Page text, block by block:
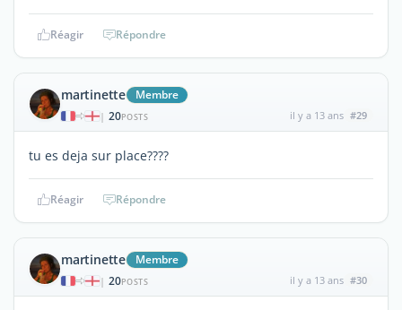
Réagir Répondre
martinette Membre
| 20POSTS il y a 13 ans #29
tu es deja sur place????
Réagir Répondre
martinette Membre
| 20POSTS il y a 13 ans #30